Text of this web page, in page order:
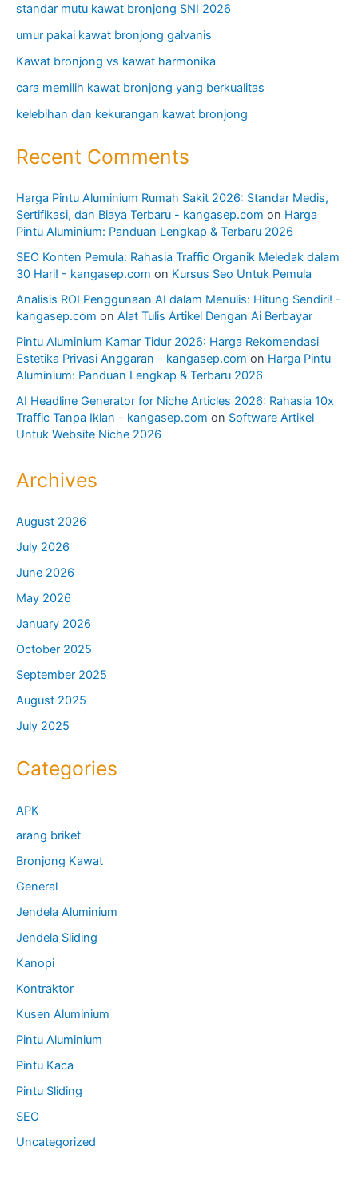
standar mutu kawat bronjong SNI 2026
umur pakai kawat bronjong galvanis
Kawat bronjong vs kawat harmonika
cara memilih kawat bronjong yang berkualitas
kelebihan dan kekurangan kawat bronjong
Recent Comments
Harga Pintu Aluminium Rumah Sakit 2026: Standar Medis,
Sertifikasi, dan Biaya Terbaru - kangasep.com on Harga
Pintu Aluminium: Panduan Lengkap & Terbaru 2026
SEO Konten Pemula: Rahasia Traffic Organik Meledak dalam
30 Hari! - kangasep.com on Kursus Seo Untuk Pemula
Analisis ROI Penggunaan AI dalam Menulis: Hitung Sendiri! -
kangasep.com on Alat Tulis Artikel Dengan Ai Berbayar
Pintu Aluminium Kamar Tidur 2026: Harga Rekomendasi
Estetika Privasi Anggaran - kangasep.com on Harga Pintu
Aluminium: Panduan Lengkap & Terbaru 2026
AI Headline Generator for Niche Articles 2026: Rahasia 10x
Traffic Tanpa Iklan - kangasep.com on Software Artikel
Untuk Website Niche 2026
Archives
August 2026
July 2026
June 2026
May 2026
January 2026
October 2025
September 2025
August 2025
July 2025
Categories
APK
arang briket
Bronjong Kawat
General
Jendela Aluminium
Jendela Sliding
Kanopi
Kontraktor
Kusen Aluminium
Pintu Aluminium
Pintu Kaca
Pintu Sliding
SEO
Uncategorized